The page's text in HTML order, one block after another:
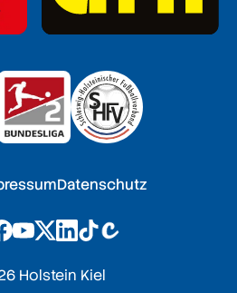
Holstein Kiel
Datenschutz